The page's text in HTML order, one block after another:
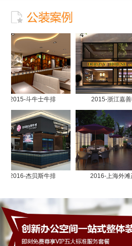
2015-斗牛士牛排 2015-浙江嘉善D
2016-杰贝斯牛排 2016-上海外滩茂